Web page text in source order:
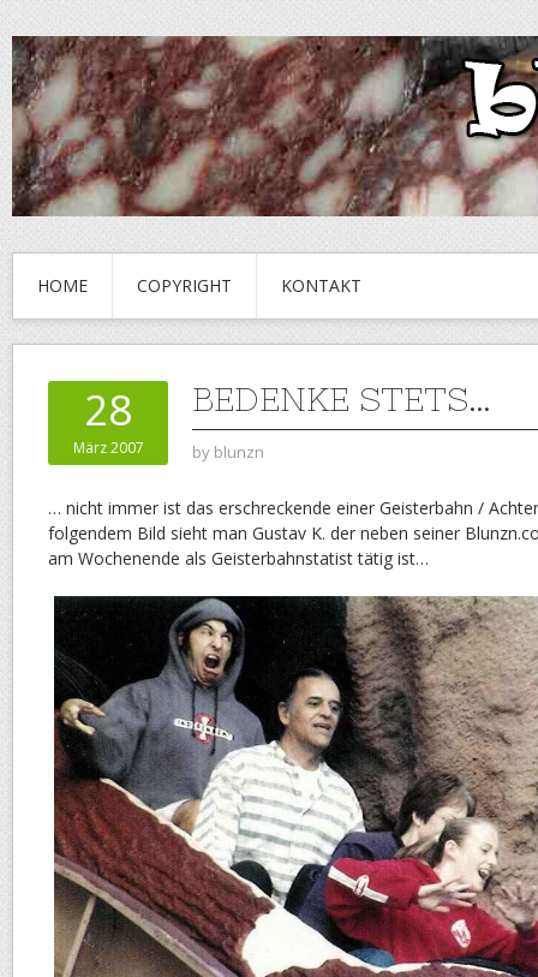
HOME COPYRIGHT KONTAKT
28
März 2007
BEDENKE STETS…
by blunzn
… nicht immer ist das erschreckende einer Geisterbahn /
folgendem Bild sieht man Gustav K. der neben seiner
am Wochenende als Geisterbahnstatist tätig ist…